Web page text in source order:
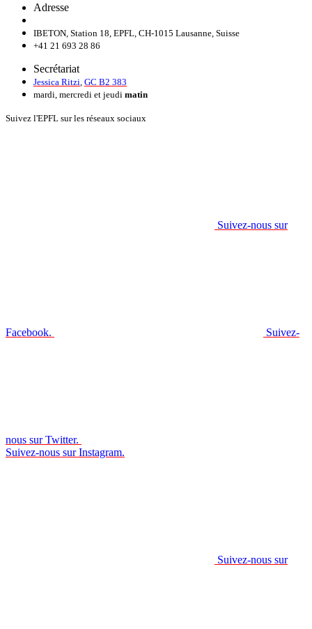
Adresse
IBETON, Station 18, EPFL, CH-1015 Lausanne, Suisse
+41 21 693 28 86
Secrétariat
Jessica Ritzi GC B2 383
mardi, mercredi et jeudi matin
Suivez l'EPFL sur les réseaux sociaux
Suivez-nous sur
Facebook. Suivez-
nous sur Twitter.
Suivez-nous sur Instagram.
Suivez-nous sur